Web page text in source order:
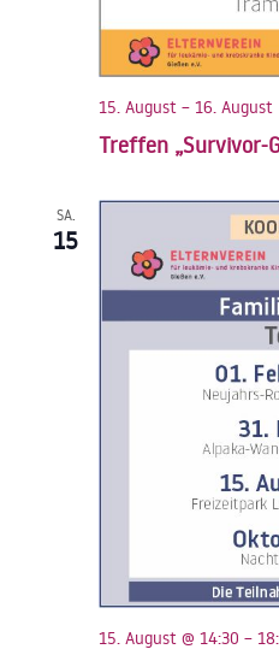
Treffen „Survivor-
15. August– 16. August
SA.
15
15. August @ 14:30 –